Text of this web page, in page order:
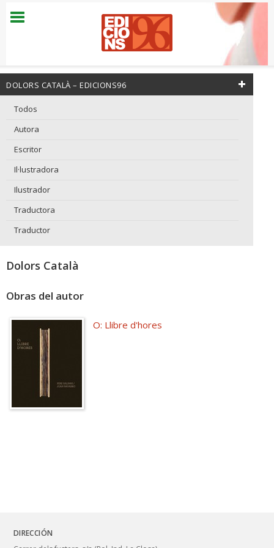
DOLORS CATALÀ – EDICIONS96
Todos
Autora
Escritor
Il·lustradora
Ilustrador
Traductora
Traductor
Dolors Català
Obras del autor
O: Llibre d'hores
DIRECCIÓN